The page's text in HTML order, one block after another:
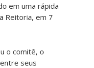
em uma rápida
Reitoria, em 7
o comitê, o
seus